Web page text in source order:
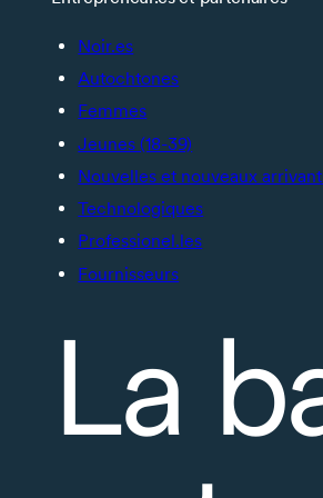
Noir.es
Autochtones
Femmes
Jeunes (18-39)
Nouvelles et nouveaux
Technologiques
Professionel.les
Fournisseurs
La